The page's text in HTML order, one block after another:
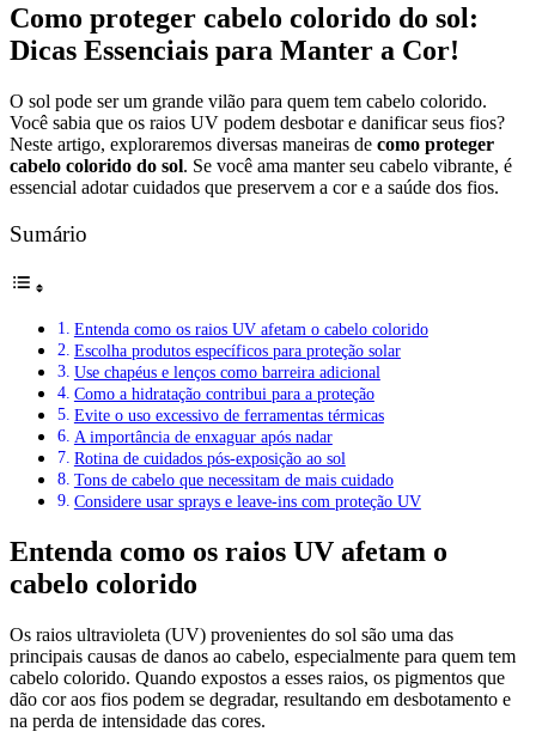
Como proteger cabelo colorido do sol:
Dicas Essenciais para Manter a Cor!
O sol pode ser um grande vilão para quem tem cabelo colorido.
Você sabia que os raios UV podem desbotar e danificar seus fios?
Neste artigo, exploraremos diversas maneiras de como proteger
cabelo colorido do sol. Se você ama manter seu cabelo vibrante, é
essencial adotar cuidados que preservem a cor e a saúde dos fios.
Sumário
Entenda como os raios UV afetam o cabelo colorido
Escolha produtos específicos para proteção solar
Use chapéus e lenços como barreira adicional
Como a hidratação contribui para a proteção
Evite o uso excessivo de ferramentas térmicas
A importância de enxaguar após nadar
Rotina de cuidados pós-exposição ao sol
Tons de cabelo que necessitam de mais cuidado
Considere usar sprays e leave-ins com proteção UV
Entenda como os raios UV afetam o
cabelo colorido
Os raios ultravioleta (UV) provenientes do sol são uma das
principais causas de danos ao cabelo, especialmente para quem tem
cabelo colorido. Quando expostos a esses raios, os pigmentos que
dão cor aos fios podem se degradar, resultando em desbotamento e
na perda de intensidade das cores.